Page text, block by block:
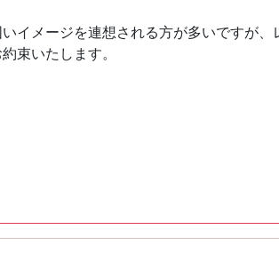
イメージを連想される方が多いですが
束いたします。